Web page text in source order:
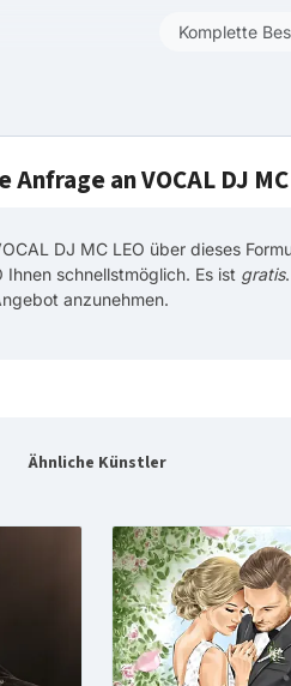
Komplette
an VOCAL DJ
DJ MC LEO über dieses
Ihnen schnellstmöglich. Es ist gratis
anzunehmen.
Ähnliche Künstler